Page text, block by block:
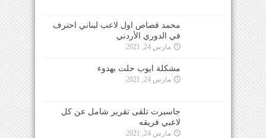
محمد قصاص اول لاعب لبناني احترف
في الدوري الأردني
مارس 24, 2021
مشكلة ايوب حلت بهدوء
مارس 24, 2021
جاسبرت تلقى تقرير شامل عن كل
لاعبي فريقه
مارس 24, 2021